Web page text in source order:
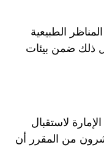
الطبيعية
ذلك ضمن بيئات
لاستقبال
من المقرر أن